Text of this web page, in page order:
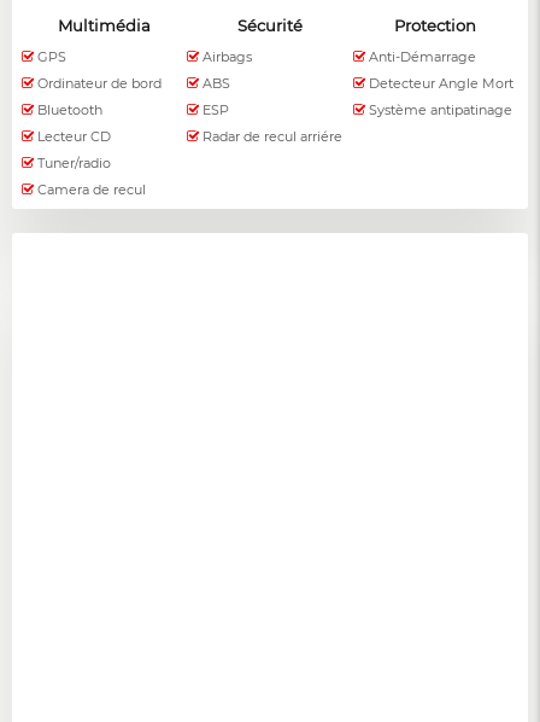
Multimédia
GPS
Ordinateur de bord
Bluetooth
Lecteur CD
Tuner/radio
Camera de recul
Sécurité
Airbags
ABS
ESP
Radar de recul arriére
Protection
Anti-Démarrage
Detecteur Angle Mort
Système antipatinage